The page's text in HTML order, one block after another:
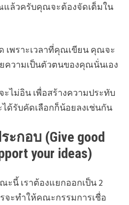
แล้วครับคุณจะต้องจัดเต็มใน
เพราะเวลาที่คุณเขียน คุณจะ
ความเป็นตัวตนของคุณนั่นเอง
ไม่อิน เพื่อสร้างความประทับ
ได้รับคัดเลือกก็น้อยลงเช่นกัน
กอบ (Give good
your ideas)
นี้ เราต้องแยกออกเป็น 2
จะทำให้คณะกรรมการเชื่อ